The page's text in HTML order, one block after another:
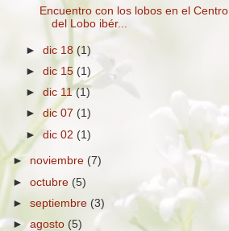
Encuentro con los lobos en el Centro
del Lobo ibér...
►dic 18(1)
►dic 15 (1)
►dic 11(1)
►dic 07 (1)
►dic 02 (1)
► noviembre (7)
►octubre(5)
►septiembre (3)
►agosto (5)